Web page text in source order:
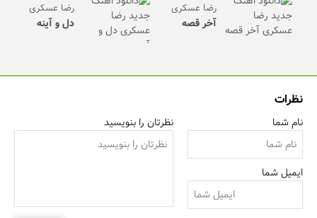
رضا عسکری
آخر قصه
رضا عسکری
دل و آینه
نظرات
نام شما
ایمیل شما
نظرتان را بنویسید